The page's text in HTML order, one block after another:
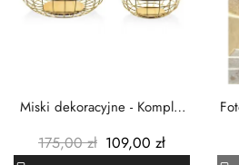
Miski dekoracyjne - Komplet
175,00 zł 109,00 zł